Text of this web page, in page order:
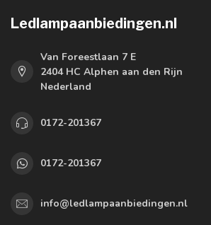
Ledlampaanbiedingen.nl
Van Foreestlaan 7 E
2404 HC Alphen aan den Rijn
Nederland
0172-201367
0172-201367
info@ledlampaanbiedingen.nl